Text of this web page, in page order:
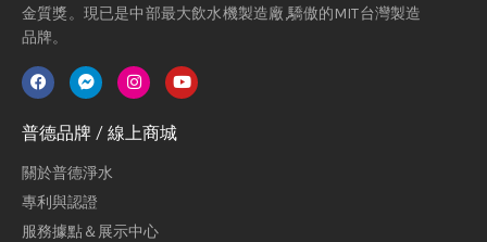
金質獎。現已是中部最大飲水機製造廠,驕傲的MIT台灣製造
品牌。
普德品牌 / 線上商城
關於普德淨水
專利與認證
服務據點＆展示中心